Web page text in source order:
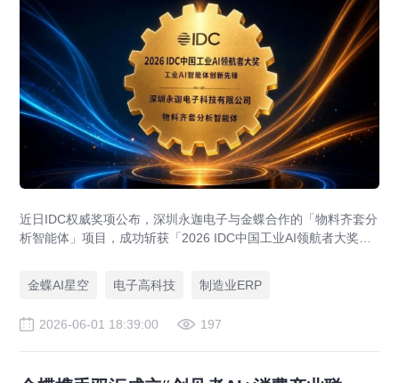
近日IDC权威奖项公布，深圳永迦电子与金蝶合作的「物料齐套分
析智能体」项目，成功斩获「2026 IDC中国工业AI领航者大奖
金蝶AI星空
电子高科技 制造业ERP
2026-06-01 18:39:00 197